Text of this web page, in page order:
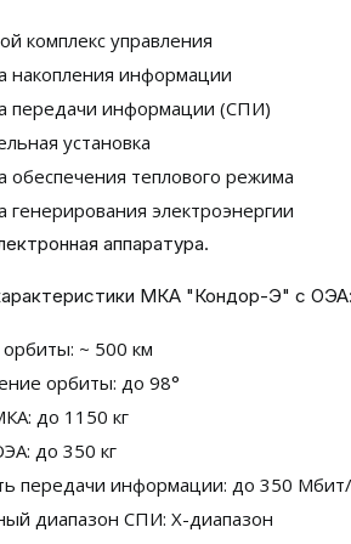
комплекс управления
накопления информации
передачи информации (СПИ)
установка
обеспечения теплового режима
генерирования электроэнергии
аппаратура.
МКА "Кондор-Э" с
~ 500 км
орбиты: до 98°
до 1150 кг
до 350 кг
передачи информации: до 350
диапазон СПИ: Х-диапазон